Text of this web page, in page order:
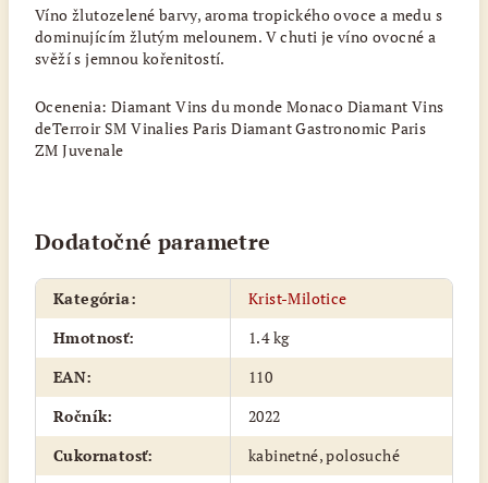
Víno žlutozelené barvy, aroma tropického ovoce a medu s
dominujícím žlutým melounem. V chuti je víno ovocné a
svěží s jemnou kořenitostí.
Ocenenia: Diamant Vins du monde Monaco Diamant Vins
deTerroir SM Vinalies Paris Diamant Gastronomic Paris
ZM Juvenale
Dodatočné parametre
Kategória:
Krist-Milotice
Hmotnosť:
1.4 kg
EAN:
110
Ročník:
2022
Cukornatosť:
kabinetné, polosuché